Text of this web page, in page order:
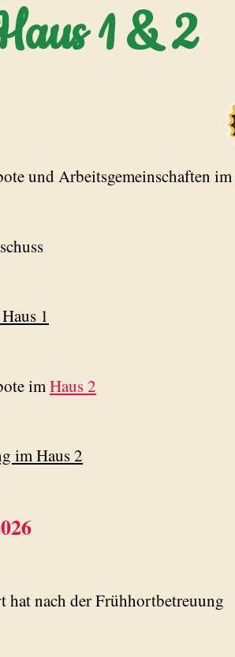
1 & 2
und Arbeitsgemeinschaften im
1
imHaus 2
im Haus 2
hat nach der Frühhortbetreuung